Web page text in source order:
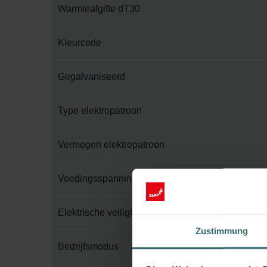
Zustimmung
Warmteafgifte dT30
Kleurcode
Gegalvaniseerd
Type elektropatroon
Vermogen elektropatroon
Voedingsspanning
Elektrische veiligheidsklasse
Bedrijfsmodus